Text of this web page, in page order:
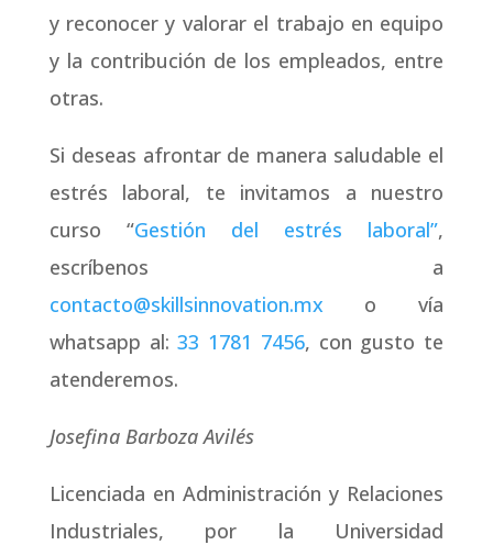
y reconocer y valorar el trabajo en equipo
y la contribución de los empleados, entre
otras.
Si deseas afrontar de manera saludable el
estrés laboral, te invitamos a nuestro
curso “Gestión del estrés laboral”,
escríbenos a
contacto@skillsinnovation.mx o vía
whatsapp al:33 1781 7456, con gusto te
atenderemos.
Josefina Barboza Avilés
Licenciada en Administración y Relaciones
Industriales, por la Universidad